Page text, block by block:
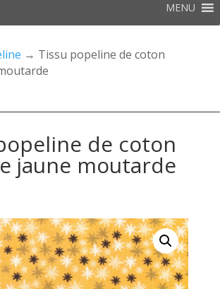
MENU
→ Tissu popeline de coton
de coton
jaune moutarde